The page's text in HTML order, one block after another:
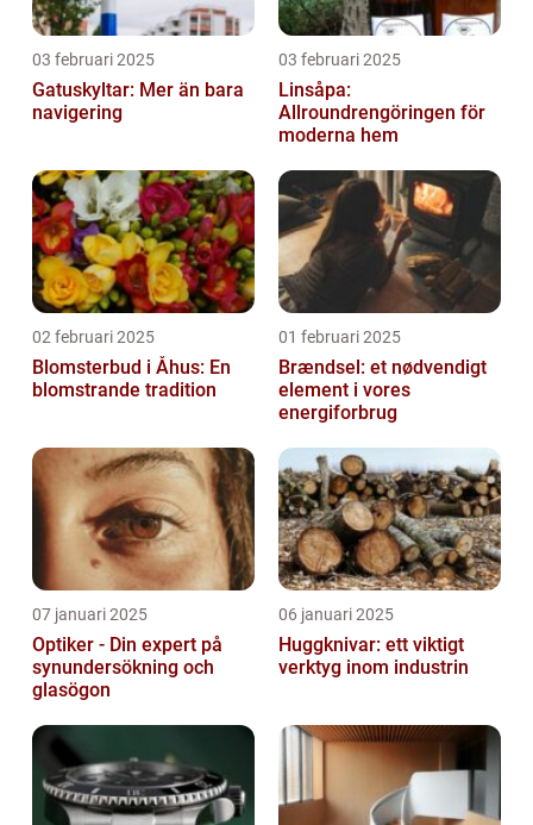
03 februari 2025
Gatuskyltar: Mer än bara
navigering
03 februari 2025
Linsåpa:
Allroundrengöringen för
moderna hem
02 februari 2025
Blomsterbud i Åhus: En
blomstrande tradition
01 februari 2025
Brændsel: et nødvendigt
element i vores
energiforbrug
07 januari 2025
Optiker - Din expert på
synundersökning och
glasögon
06 januari 2025
Huggknivar: ett viktigt
verktyg inom industrin